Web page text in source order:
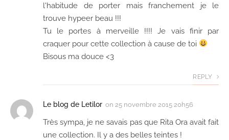
l'habitude de porter mais franchement je le
trouve hypeer beau !!!
Tu le portes à merveille !!!! Je vais finir par
craquer pour cette collection à cause de toi
Bisous ma douce <3
REPLY
Le blog de Letilor on 25 novembre 2015 20h56
Très sympa, je ne savais pas que Rita Ora avait fait
une collection. Il y a des belles teintes !